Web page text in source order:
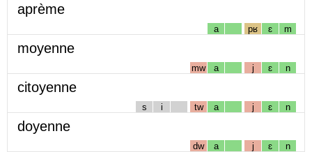
aprème
a pʁ ɛ m
moyenne
mw a j ɛ n
citoyenne
s i tw a j ɛ n
doyenne
dw a j ɛ n